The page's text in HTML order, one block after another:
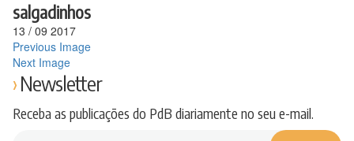
salgadinhos
13 / 09 2017
Previous Image
Next Image
Newsletter
Receba as publicações do PdB diariamente no seu e-mail.